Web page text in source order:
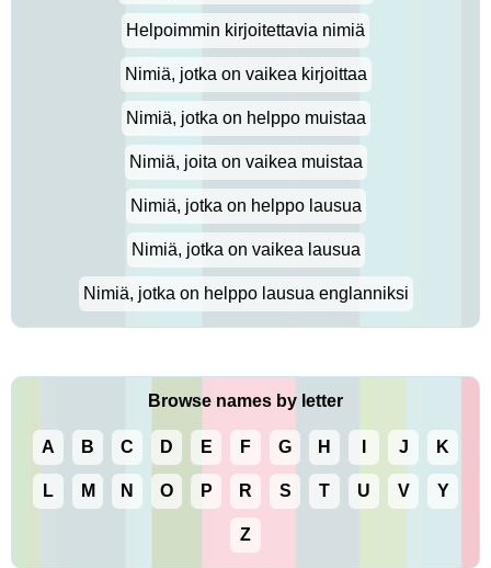
Helpoimmin kirjoitettavia nimiä
Nimiä, jotka on vaikea kirjoittaa
Nimiä, jotka on helppo muistaa
Nimiä, joita on vaikea muistaa
Nimiä, jotka on helppo lausua
Nimiä, jotka on vaikea lausua
Nimiä, jotka on helppo lausua englanniksi
Browse names by letter
A B C D E F G H J K
L M N O P R S T U V Y
Z